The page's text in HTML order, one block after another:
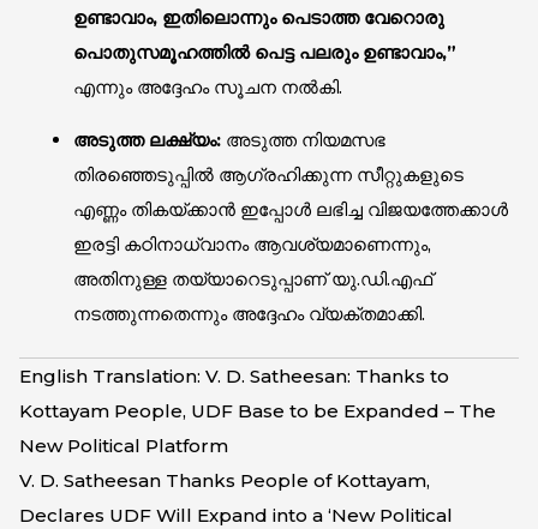
ഉണ്ടാവാം, ഇതിലൊന്നും പെടാത്ത വേറൊരു
പൊതുസമൂഹത്തിൽ പെട്ട പലരും ഉണ്ടാവാം,”
എന്നും അദ്ദേഹം സൂചന നൽകി.
അടുത്ത ലക്ഷ്യം: അടുത്ത നിയമസഭ
തിരഞ്ഞെടുപ്പിൽ ആഗ്രഹിക്കുന്ന സീറ്റുകളുടെ
എണ്ണം തികയ്ക്കാൻ ഇപ്പോൾ ലഭിച്ച വിജയത്തേക്കാൾ
ഇരട്ടി കഠിനാധ്വാനം ആവശ്യമാണെന്നും,
അതിനുള്ള തയ്യാറെടുപ്പാണ് യു.ഡി.എഫ്
നടത്തുന്നതെന്നും അദ്ദേഹം വ്യക്തമാക്കി.
English Translation: V. D. Satheesan: Thanks to
Kottayam People, UDF Base to be Expanded – The
New Political Platform
V. D. Satheesan Thanks People of Kottayam,
Declares UDF Will Expand into a ‘New Political